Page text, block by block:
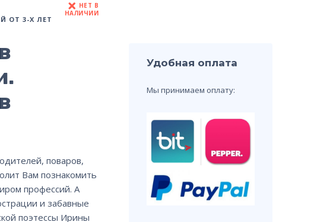
ОТ 3-Х ЛЕТ
НЕТ В
НАЛИЧИИ
поваров,
Вам познакомить
профессий. А
и забавные
поэтессы Ирины
Удобная оплата
Мы принимаем оплату: